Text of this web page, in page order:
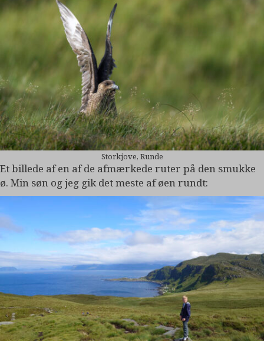
Storkjove, Runde
Et billede af en af de afmærkede ruter på den smukke
ø. Min søn og jeg gik det meste af øen rundt: